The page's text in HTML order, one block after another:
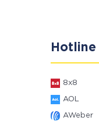
Hotline
8x8
AOL
AWeber